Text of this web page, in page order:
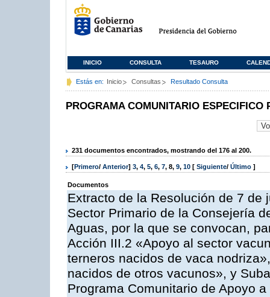
INICIO CONSULTA TESAURO
Estás en: Inicio Consultas Resultado Consulta
PROGRAMA COMUNITARIO ESPECIFICO
231 documentos encontrados, mostrando del 176 al 200.
[Primero/ Anterior] 3, 4, 5, 6, 7, 8, 9, 10 [ Siguiente/ Último ]
Documentos
Extracto de la Resolución de 7
Sector Primario de la Consejería
Aguas, por la que se convocan,
Acción III.2 «Apoyo al sector
terneros nacidos de vaca
nacidos de otros vacunos», y
Programa Comunitario de Apoyo